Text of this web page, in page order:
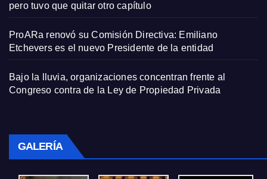
pero tuvo que quitar otro capítulo
ProARa renovó su Comisión Directiva: Emiliano
Etchevers es el nuevo Presidente de la entidad
Bajo la lluvia, organizaciones concentran frente al
Congreso contra de la Ley de Propiedad Privada
GALERÍA